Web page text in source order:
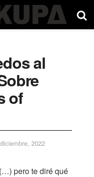
al
of
2022
pero te diré qué